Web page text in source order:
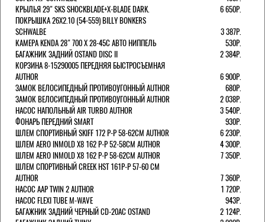
КРЫЛЬЯ 29" SKS SHOCKBLADE+X-BLADE DARK.
6 650Р.
ПОКРЫШКА 26X2.10 (54-559) BILLY BONKERS
SCHWALBE
3 387Р.
КАМЕРА KENDA 28" 700 Х 28-45С АВТО НИППЕЛЬ
530Р.
БАГАЖНИК ЗАДНИЙ OSTAND DISC II
2 384Р.
КОРЗИНА 8-15290005 ПЕРЕДНЯЯ БЫСТРОСЪЕМНАЯ
AUTHOR
6 900Р.
ЗАМОК ВЕЛОСИПЕДНЫЙ ПРОТИВОУГОННЫЙ AUTHOR
680Р.
ЗАМОК ВЕЛОСИПЕДНЫЙ ПРОТИВОУГОННЫЙ AUTHOR
2 038Р.
НАСОС НАПОЛЬНЫЙ AIR TURBO AUTHOR
3 540Р.
ФОНАРЬ ПЕРЕДНИЙ SMART
930Р.
ШЛЕМ СПОРТИВНЫЙ SKIFF 172 Р-Р 58-62СМ AUTHOR
6 230Р.
ШЛЕМ AERO INMOLD X8 162 Р-Р 52-58СМ AUTHOR
4 300Р.
ШЛЕМ AERO INMOLD X8 162 Р-Р 58-62СМ AUTHOR
7 350Р.
ШЛЕМ СПОРТИВНЫЙ CREEK HST 161Р-Р 57-60 СМ
AUTHOR
7 360Р.
НАСОС AAP TWIN 2 AUTHOR
1 720Р.
НАСОС FLEXI TUBE M-WAVE
943Р.
БАГАЖНИК ЗАДНИЙ ЧЕРНЫЙ СD-20AC OSTAND
2 124Р.